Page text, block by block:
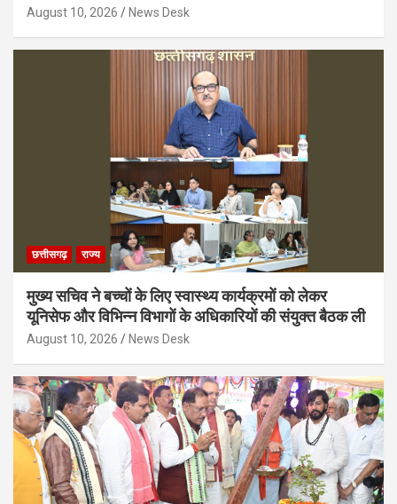
August 10, 2026 News Desk
छत्तीसगढ़ राज्य
मुख्य सचिव ने बच्चों के लिए स्वास्थ्य कार्यक्रमों को लेकर
यूनिसेफ और विभिन्न विभागों के अधिकारियों की संयुक्त बैठक ली
August 10, 2026 News Desk